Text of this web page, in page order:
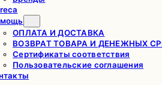
ОПЛАТА И ДОСТАВКА
ВОЗВРАТ ТОВАРА И ДЕНЕЖНЫХ
Сертификаты соответствия
Пользовательские соглашения